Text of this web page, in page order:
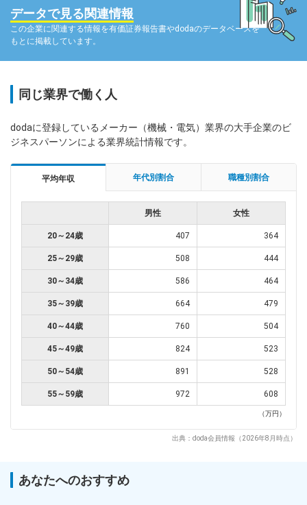
データで見る関連情報
この企業に関連する情報を有価証券報告書やdodaのデータベースを
もとに掲載しています。
同じ業界で働く人
dodaに登録しているメーカー（機械・電気）業界の大手企業のビ
ジネスパーソンによる業界統計情報です。
平均年収 年代別割合 職種別割合
男性 女性
20～24歳 407 364
25～29歳 508 444
30～34歳 586 464
35～39歳 664 479
40～44歳 760 504
45～49歳 824 523
50～54歳 891 528
55～59歳 972 608
（万円）
出典：doda会員情報（2026年8月時点）
あなたへのおすすめ